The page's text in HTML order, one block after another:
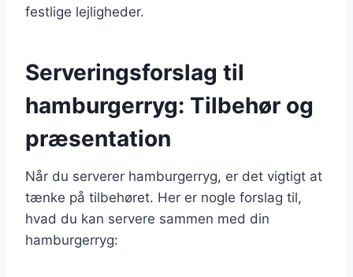
festlige lejligheder.
Serveringsforslag til
hamburgerryg: Tilbehør og
præsentation
Når du serverer hamburgerryg, er det vigtigt at
tænke på tilbehøret. Her er nogle forslag til,
hvad du kan servere sammen med din
hamburgerryg: